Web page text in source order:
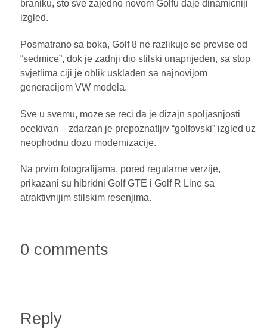
braniku, sto sve zajedno novom Golfu daje dinamicniji
izgled.
Posmatrano sa boka, Golf 8 ne razlikuje se previse od
“sedmice”, dok je zadnji dio stilski unaprijeden, sa stop
svjetlima ciji je oblik uskladen sa najnovijom
generacijom VW modela.
Sve u svemu, moze se reci da je dizajn spoljasnjosti
ocekivan – zdarzan je prepoznatljiv “golfovski” izgled uz
neophodnu dozu modernizacije.
Na prvim fotografijama, pored regularne verzije,
prikazani su hibridni Golf GTE i Golf R Line sa
atraktivnijim stilskim resenjima.
0 comments
Reply